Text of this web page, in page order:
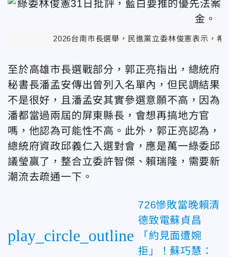
2026台南市長選舉，民進黨立委林俊憲表示，
至於高雄市長選戰部分，郭正亮指出， 總統府
秘書長潘孟安傳出曾列入名單內，但民調結果
不是很好，且潘孟安其實參選意願不高，因為
潘都當過兩屆的屏東縣長，會想再搞地方官
嗎，他認為可能性不高。此外，郭正亮認為，
總統府資政邱義仁入選對會，應是萬一綠委邱
議瑩贏了，整合立委許智傑、賴瑞隆，需要新
潮流去疏通一下。
play_circle_outline
726慘敗當晚賴清
德致電蘇貞昌
「約見面遭婉
拒」！蘇巧慧：